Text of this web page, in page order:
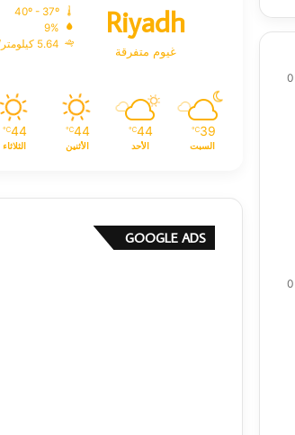
0
0
Riyadh
غيوم متفرقة
9%
5.64 كيلومتر/ساعة
39
℃
السبت
44
℃
الأحد
44
℃
الأثنين
44
℃
الثلاثاء
GOOGLE ADS